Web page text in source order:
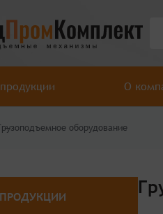
О
оборудование